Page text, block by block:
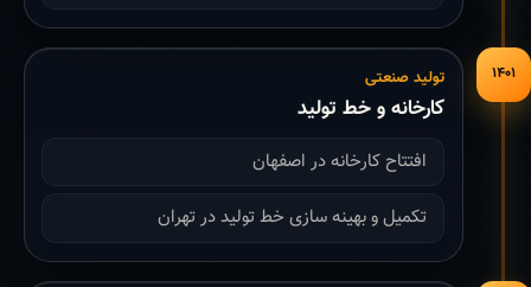
۱۴۰۱ تولید صنعتی
کارخانه و خط تولید
افتتاح کارخانه در اصفهان
تکمیل و بهینه سازی خط تولید در تهران